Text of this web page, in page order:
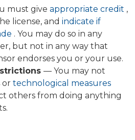
must give appropriate credit ,
license, and indicate if
. You may do so in any
but not in any way that
endorses you or your use.
— You may not
or technological measures
others from doing anything